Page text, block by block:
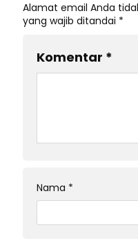
Alamat email Anda
yang wajib ditandai *
Komentar *
Nama *